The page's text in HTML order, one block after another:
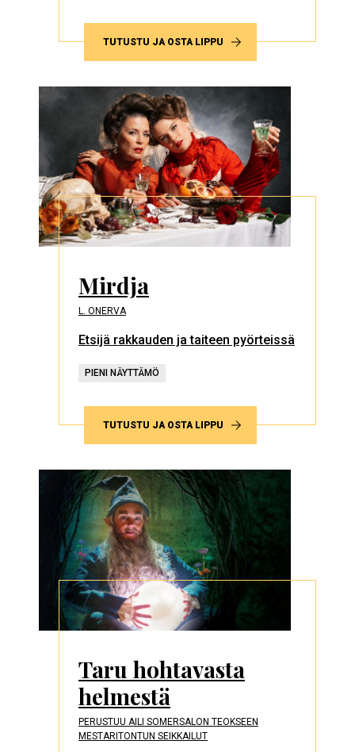
TUTUSTU JA OSTA LIPPU
Mirdja
L. ONERVA
Etsijä rakkauden ja taiteen pyörteissä
PIENI NÄYTTÄMÖ
TUTUSTU JA OSTA LIPPU
Taru hohtavasta
helmestä
PERUSTUU AILI SOMERSALON TEOKSEEN
MESTARITONTUN SEIKKAILUT